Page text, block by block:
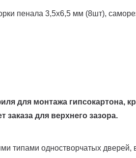
пенала 3,5х6,5 мм (8шт),
для монтажа гипсокартона,
для верхнего зазора.
типами одностворчатых